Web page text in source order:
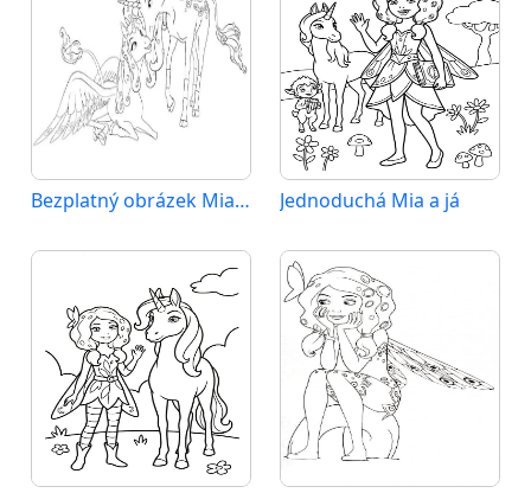
Bezplatný obrázek Mia a já Jednoduchá Mia a já